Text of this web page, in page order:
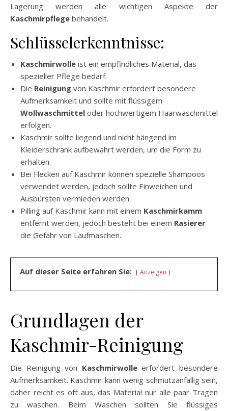
Lagerung werden alle wichtigen Aspekte der
Kaschmirpflege behandelt.
Schlüsselerkenntnisse:
Kaschmirwolle ist ein empfindliches Material, das
spezieller Pflege bedarf.
Die Reinigung von Kaschmir erfordert besondere
Aufmerksamkeit und sollte mit flüssigem
Wollwaschmittel oder hochwertigem Haarwaschmittel
erfolgen.
Kaschmir sollte liegend und nicht hängend im
Kleiderschrank aufbewahrt werden, um die Form zu
erhalten.
Bei Flecken auf Kaschmir können spezielle Shampoos
verwendet werden, jedoch sollte Einweichen und
Ausbürsten vermieden werden.
Pilling auf Kaschmir kann mit einem Kaschmirkamm
entfernt werden, jedoch besteht bei einem Rasierer
die Gefahr von Laufmaschen.
Auf dieser Seite erfahren Sie: Anzeigen
Grundlagen der
Kaschmir-Reinigung
Die Reinigung von Kaschmirwolleerfordert besondere
Aufmerksamkeit. Kaschmir kann wenig schmutzanfällig sein,
daher reicht es oft aus, das Material nur alle paar Tragen
zu waschen. Beim Waschen sollten Sie flüssiges